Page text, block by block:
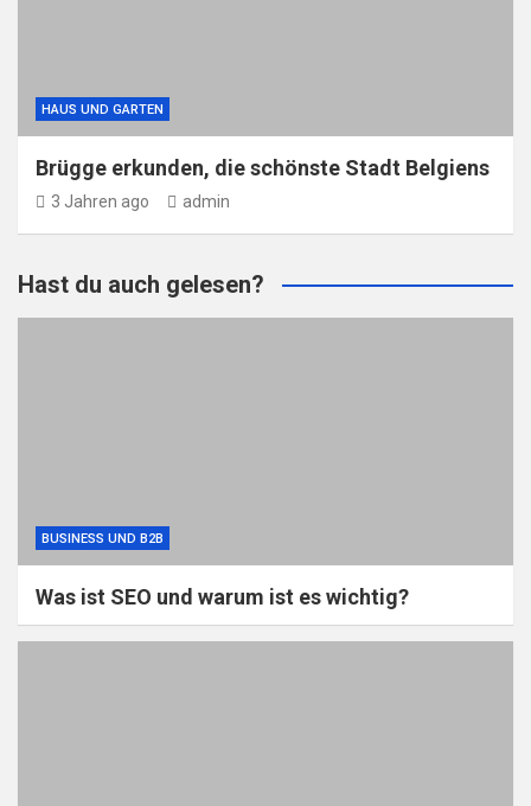
HAUS UND GARTEN
Brügge erkunden, die schönste Stadt Belgiens
3 Jahren ago admin
Hast du auch gelesen?
BUSINESS UND B2B
Was ist SEO und warum ist es wichtig?